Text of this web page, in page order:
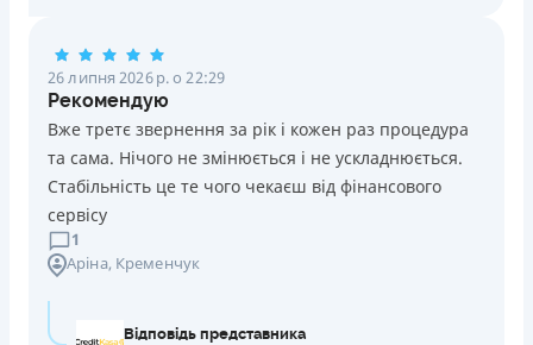
Ліцензія переоформлена 27.03.2024 р.
Вся інформація про кредит
ОТРИМАТИ ПОЗИКУ Детальніше
26 липня 2026 р. о 22:29
Рекомендую
Вже третє звернення за рік і кожен раз процедура
та сама. Нічого не змінюється і не ускладнюється.
Стабільність це те чого чекаєш від фінансового
сервісу
1
Аріна, Кременчук
Відповідь представника